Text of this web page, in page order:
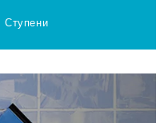
Ступени